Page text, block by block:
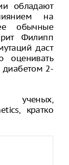
обладают
на
обычные
Филипп
даст
оценивать
диабетом 2-
ученых,
кратко